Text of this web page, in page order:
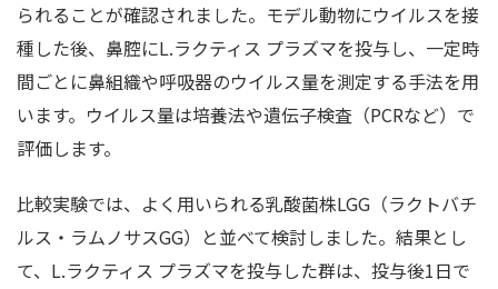
られることが確認されました。モデル動物にウイルスを接
種した後、鼻腔にL.ラクティス プラズマを投与し、一定時
間ごとに鼻組織や呼吸器のウイルス量を測定する手法を用
います。ウイルス量は培養法や遺伝子検査（PCRなど）で
評価します。
比較実験では、よく用いられる乳酸菌株LGG（ラクトバチ
ルス・ラムノサスGG）と並べて検討しました。結果とし
て、L.ラクティス プラズマを投与した群は、投与後1日で